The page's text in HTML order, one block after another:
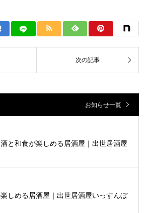
お知らせ一覧
と和食が楽しめる居酒屋｜出世居酒屋
しめる居酒屋｜出世居酒屋いっすんぼ